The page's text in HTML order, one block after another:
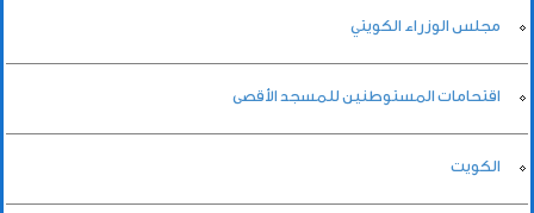
مجلس الوزراء الكويتي
اقتحامات المستوطنين للمسجد الأقصى
الكويت